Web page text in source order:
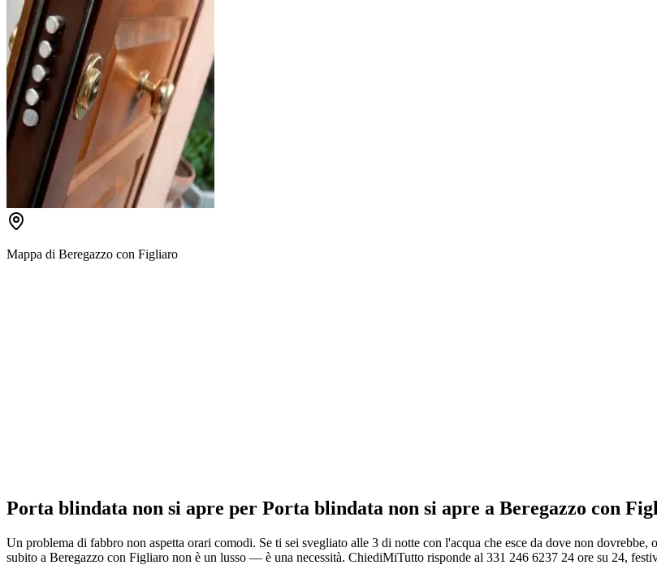
Mappa di Beregazzo con Figliaro
Porta blindata non si apre per Porta blindata non si apre a Beregazzo con
Un problema di fabbro non aspetta orari comodi. Se ti sei svegliato alle 3 di notte con l'acqua che esce da dove non
subito a Beregazzo con Figliaro non è un lusso — è una necessità. ChiediMiTutto risponde al 331 246 6237 24 ore su 24,